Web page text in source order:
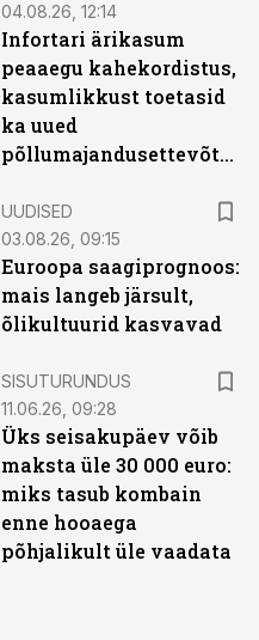
04.08.26, 12:14
Infortari ärikasum
peaaegu kahekordistus,
kasumlikkust toetasid
ka uued
põllumajandusettevõtted
UUDISED
03.08.26, 09:15
Euroopa saagiprognoos:
mais langeb järsult,
õlikultuurid kasvavad
SISUTURUNDUS
11.06.26, 09:28
Üks seisakupäev võib
maksta üle 30 000 euro:
miks tasub kombain
enne hooaega
põhjalikult üle vaadata